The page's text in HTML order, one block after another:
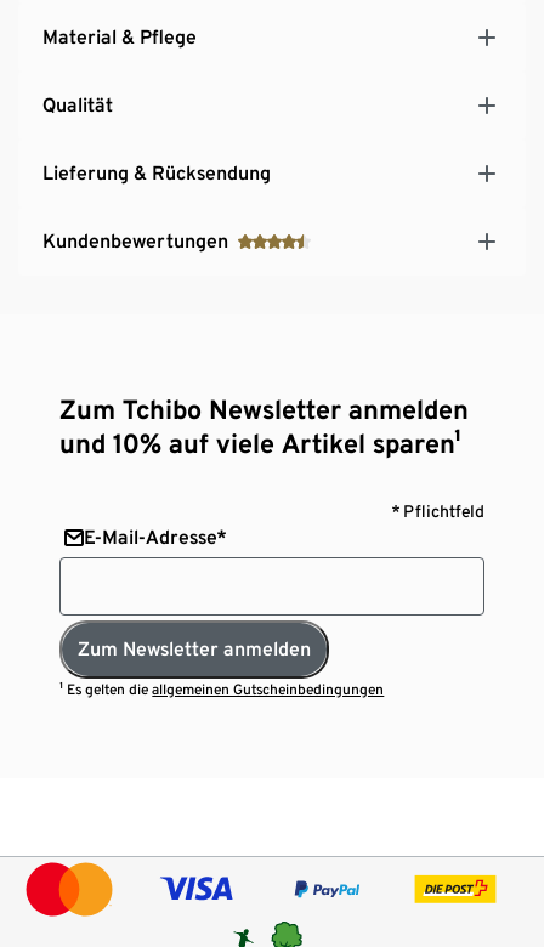
Material & Pflege
Qualität
Lieferung & Rücksendung
Kundenbewertungen
Zum Tchibo Newsletter anmelden
und 10% auf viele Artikel sparen¹
* Pflichtfeld
E-Mail-Adresse*
Zum Newsletter anmelden
¹ Es gelten dieallgemeinen Gutscheinbedingungen